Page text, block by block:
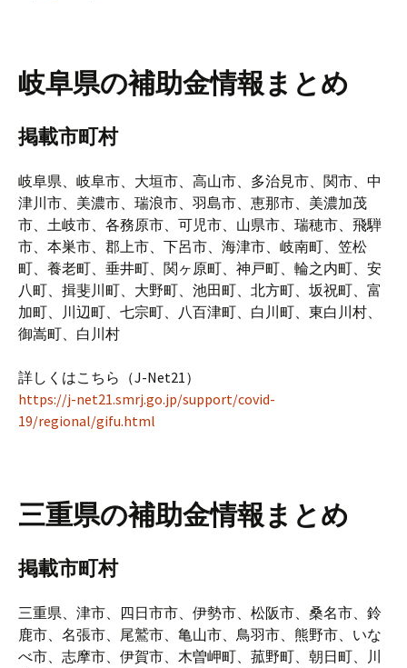
岐阜県の補助金情報まとめ
掲載市町村
岐阜県、岐阜市、大垣市、高山市、多治見市、関市、中
津川市、美濃市、瑞浪市、羽島市、恵那市、美濃加茂
市、土岐市、各務原市、可児市、山県市、瑞穂市、飛騨
市、本巣市、郡上市、下呂市、海津市、岐南町、笠松
町、養老町、垂井町、関ヶ原町、神戸町、輪之内町、安
八町、揖斐川町、大野町、池田町、北方町、坂祝町、富
加町、川辺町、七宗町、八百津町、白川町、東白川村、
御嵩町、白川村
詳しくはこちら（J-Net21）
https://j-net21.smrj.go.jp/support/covid-
19/regional/gifu.html
三重県の補助金情報まとめ
掲載市町村
三重県、津市、四日市市、伊勢市、松阪市、桑名市、鈴
鹿市、名張市、尾鷲市、亀山市、鳥羽市、熊野市、いな
べ市、志摩市、伊賀市、木曽岬町、菰野町、朝日町、川